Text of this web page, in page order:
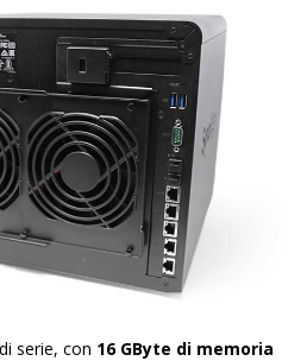
serie, con 16 GByte di memoria